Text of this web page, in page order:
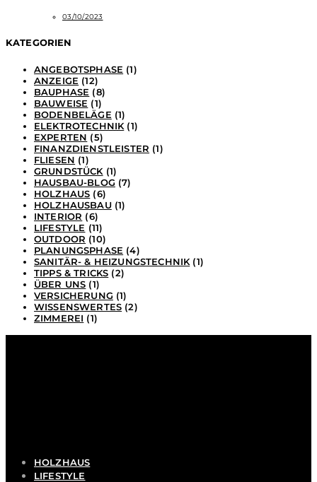
03/10/2023
KATEGORIEN
ANGEBOTSPHASE (1)
ANZEIGE (12)
BAUPHASE (8)
BAUWEISE (1)
BODENBELÄGE (1)
ELEKTROTECHNIK (1)
EXPERTEN (5)
FINANZDIENSTLEISTER (1)
FLIESEN (1)
GRUNDSTÜCK (1)
HAUSBAU-BLOG (7)
HOLZHAUS (6)
HOLZHAUSBAU(1)
INTERIOR (6)
LIFESTYLE (11)
OUTDOOR (10)
PLANUNGSPHASE (4)
SANITÄR- & HEIZUNGSTECHNIK (1)
TIPPS & TRICKS (2)
ÜBER UNS (1)
VERSICHERUNG (1)
WISSENSWERTES (2)
ZIMMEREI (1)
HOLZHAUS
LIFESTYLE